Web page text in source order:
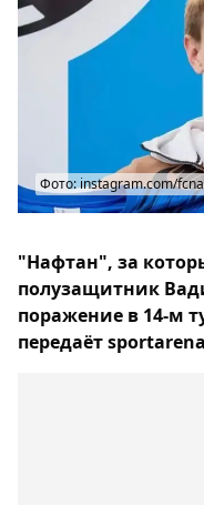
Фото: instagram.com/
"Нафтан", за
полузащитник
поражение в 14-м
передаёт